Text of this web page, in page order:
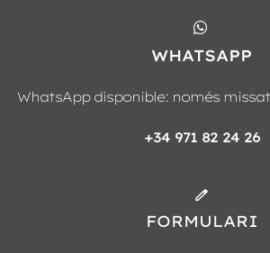
WHATSAPP
WhatsApp disponible: només
+34 971 82 24 26
FORMULARI